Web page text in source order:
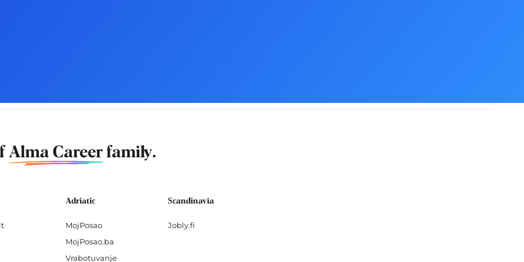
Alma Careerfamily.
Adriatic
MojPosao
MojPosao.ba
Vrabotuvanje
Scandinavia
Jobly.fi